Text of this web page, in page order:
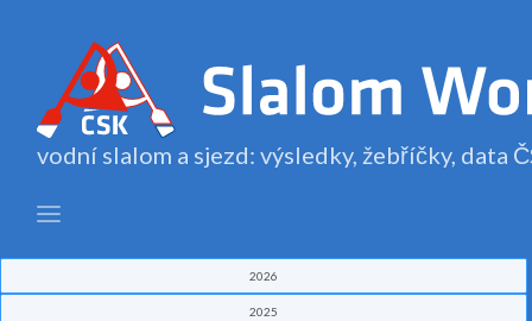
vodní slalom a sjezd: výsledky, žebříčky, data
2026
2025